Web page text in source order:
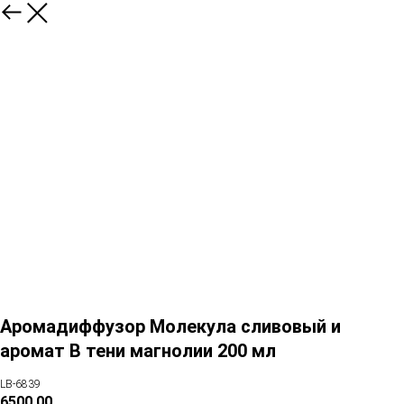
Аромадиффузор Молекула сливовый и
аромат В тени магнолии 200 мл
LB-6839